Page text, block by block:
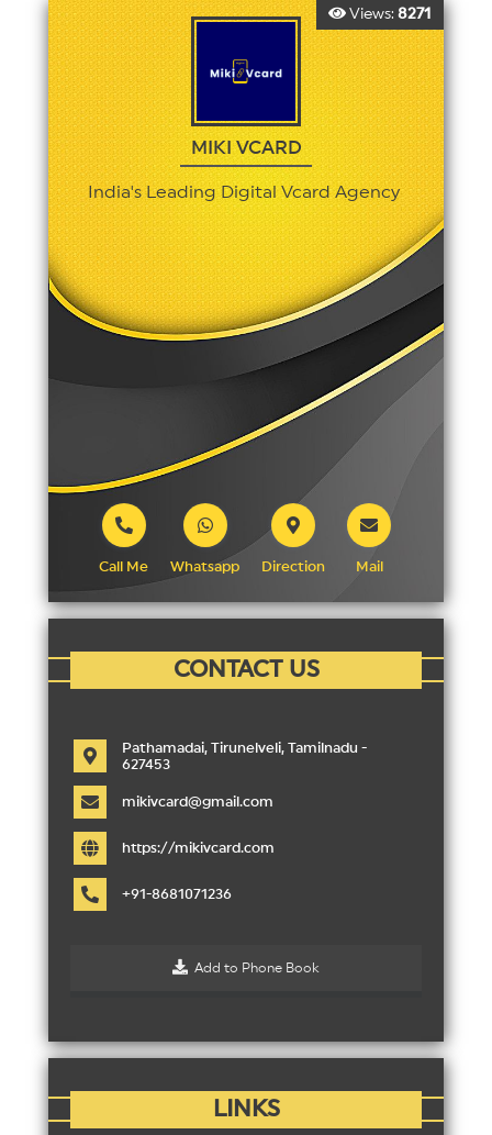
Views: 8271
MIKI VCARD
India's Leading Digital Vcard Agency
Call Me Whatsapp Direction Mail
CONTACT US
Pathamadai, Tirunelveli, Tamilnadu -
627453
mikivcard@gmail.com
https://mikivcard.com
+91-8681071236
Add to Phone Book
LINKS